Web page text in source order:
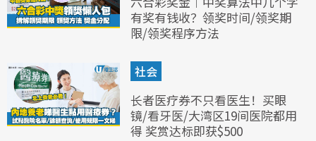
有奖有钱收？领奖时间/领奖期
限/领奖程序方法
社会
长者医疗券不只看医生！买眼
镜/看牙医/大湾区19间医院都用
得 奖赏达标即获$500